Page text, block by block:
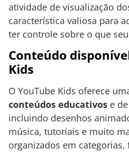
atividade de visualização
característica valiosa para
ter controle sobre o que
Conteúdo
Kids
O YouTube Kids oferece
conteúdos educativos e
incluindo desenhos
música, tutoriais e muito
organizados em